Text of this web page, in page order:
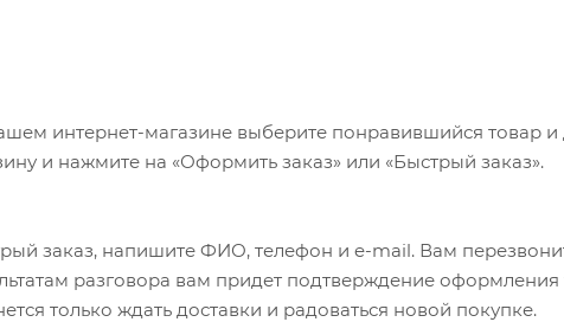
интернет-магазине выберите понравившийся товар и
и нажмите на «Оформить заказ» или «Быстрый заказ».
заказ, напишите ФИО, телефон и e-mail. Вам
разговора вам придет подтверждение оформления
только ждать доставки и радоваться новой покупке.